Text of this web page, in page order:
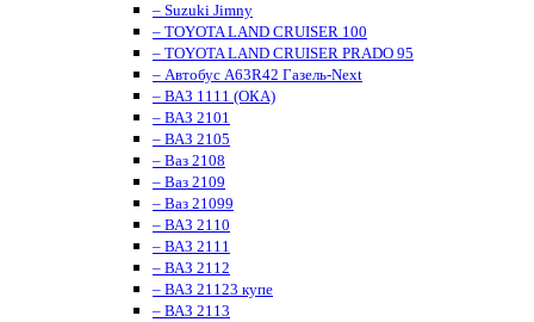
– Suzuki Jimny
– TOYOTA LAND CRUISER 100
– TOYOTA LAND CRUISER PRADO 95
– Автобус A63R42 Газель-Next
– ВАЗ 1111 (ОКА)
– ВАЗ 2101
– ВАЗ 2105
– Ваз 2108
– Ваз 2109
– Ваз 21099
– ВАЗ 2110
– ВАЗ 2111
– ВАЗ 2112
– ВАЗ 21123 купе
– ВАЗ 2113